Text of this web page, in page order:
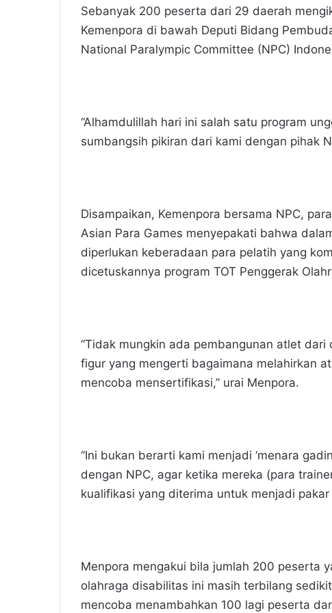
Sebanyak 200 peserta dari 29 daerah
Kemenpora di bawah Deputi Bidang
National Paralympic Committee (NPC)
“Alhamdulillah hari ini salah satu program
sumbangsih pikiran dari kami dengan pihak
Disampaikan, Kemenpora bersama NPC,
Asian Para Games menyepakati bahwa
diperlukan keberadaan para pelatih yang
dicetuskannya program TOT Penggerak
“Tidak mungkin ada pembangunan atlet
figur yang mengerti bagaimana melahirkan
mencoba mensertifikasi,” urai Menpora.
“Ini bukan berarti kami menjadi ‘menara
dengan NPC, agar ketika mereka (para
kualifikasi yang diterima untuk menjadi
Menpora mengakui bila jumlah 200 peserta
olahraga disabilitas ini masih terbilang
mencoba menambahkan 100 lagi peserta